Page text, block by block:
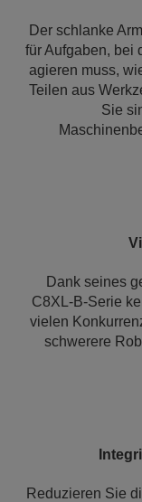
Der schlanke
für Aufgaben, bei
agieren muss,
Teilen aus
Sie
Dank seines
C8XL-B-Serie
vielen
schwerere
Reduzieren Sie